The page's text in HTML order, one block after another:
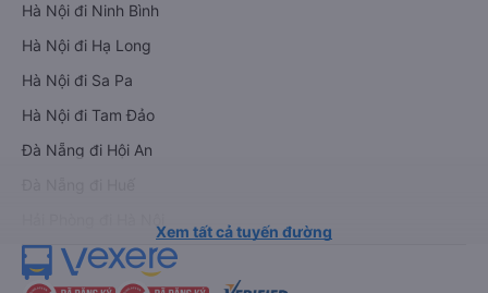
Hà Nội đi Ninh Bình
Hà Nội đi Hạ Long
Hà Nội đi Sa Pa
Hà Nội đi Tam Đảo
Đà Nẵng đi Hội An
Xem tất cả tuyến đường